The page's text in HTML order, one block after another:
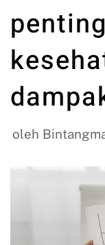
oleh